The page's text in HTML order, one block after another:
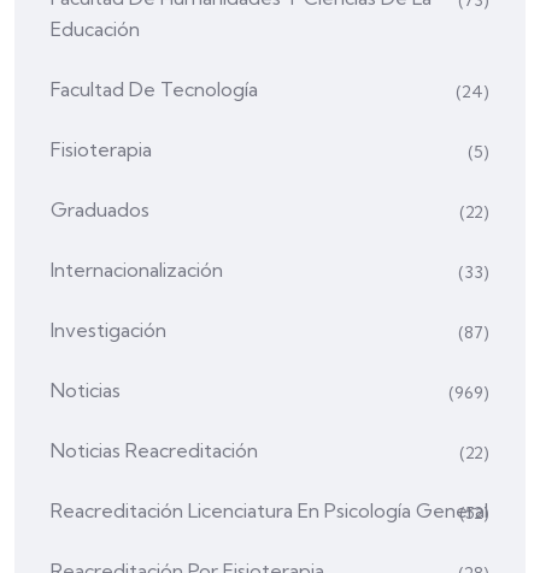
Educación
Facultad De Tecnología (24)
Fisioterapia (5)
Graduados (22)
Internacionalización (33)
Investigación (87)
Noticias (969)
Noticias Reacreditación (22)
Reacreditación Licenciatura En Psicología General
(52)